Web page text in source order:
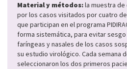
Material y métodos:la muestra
por los casos visitados por cuatro
que participan en el programa
forma sistemática, para evitar
faríngeas y nasales de los casos
su estudio virológico. Cada semana
seleccionaron los dos primeros